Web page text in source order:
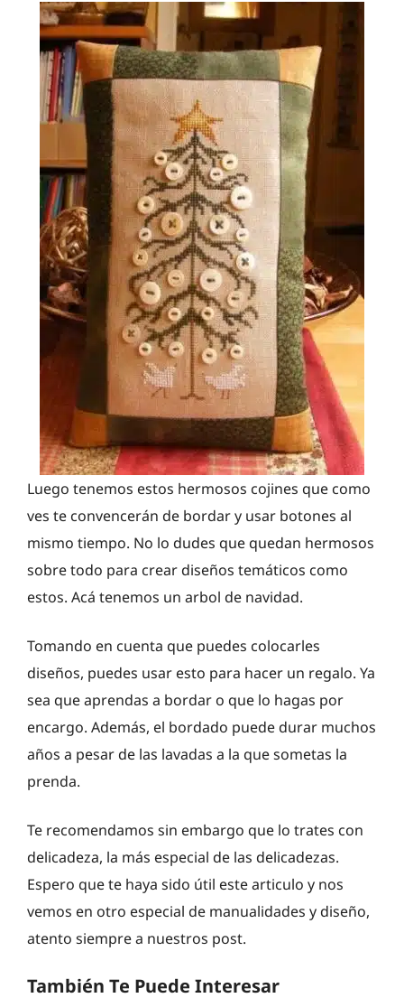
Luego tenemos estos hermosos cojines que como
ves te convencerán de bordar y usar botones al
mismo tiempo. No lo dudes que quedan hermosos
sobre todo para crear diseños temáticos como
estos. Acá tenemos un arbol de navidad.
Tomando en cuenta que puedes colocarles
diseños, puedes usar esto para hacer un regalo. Ya
sea que aprendas a bordar o que lo hagas por
encargo. Además, el bordado puede durar muchos
años a pesar de las lavadas a la que sometas la
prenda.
Te recomendamos sin embargo que lo trates con
delicadeza, la más especial de las delicadezas.
Espero que te haya sido útil este articulo y nos
vemos en otro especial de manualidades y diseño,
atento siempre a nuestros post.
También Te Puede Interesar